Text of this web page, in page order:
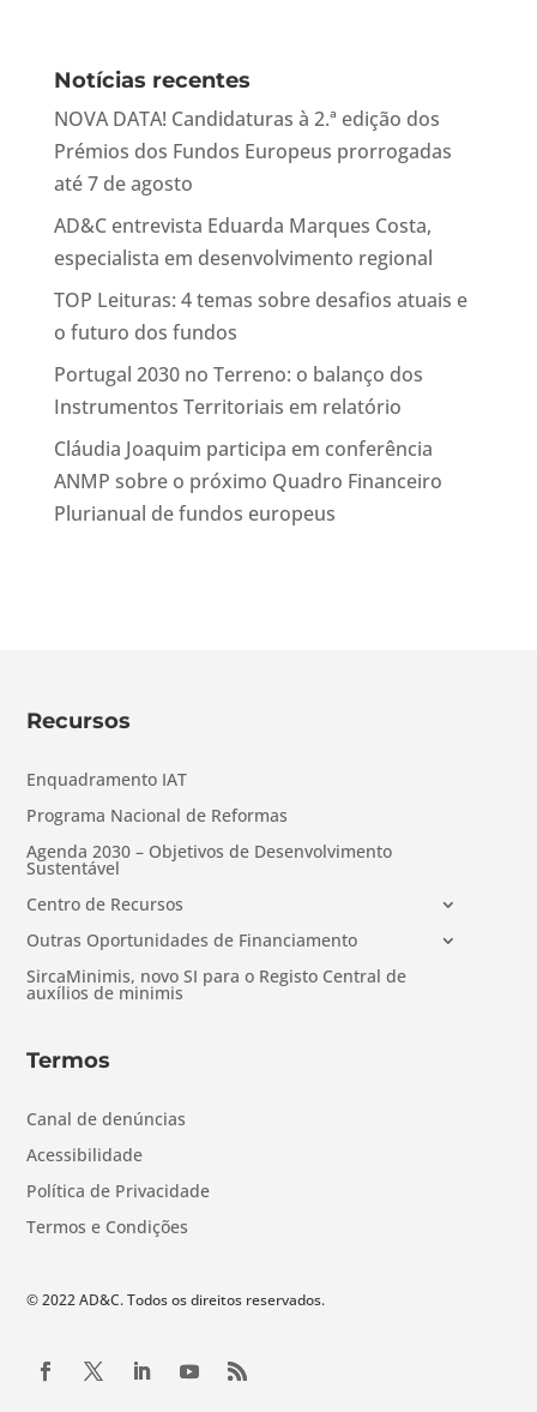
Notícias recentes
NOVA DATA! Candidaturas à 2.ª edição dos
Prémios dos Fundos Europeus prorrogadas
até 7 de agosto
AD&C entrevista Eduarda Marques Costa,
especialista em desenvolvimento regional
TOP Leituras: 4 temas sobre desafios atuais e
o futuro dos fundos
Portugal 2030 no Terreno: o balanço dos
Instrumentos Territoriais em relatório
Cláudia Joaquim participa em conferência
ANMP sobre o próximo Quadro Financeiro
Plurianual de fundos europeus
Recursos
Enquadramento IAT
Programa Nacional de Reformas
Agenda 2030 – Objetivos de Desenvolvimento
Sustentável
Centro de Recursos
Outras Oportunidades de Financiamento
SircaMinimis, novo SI para o Registo Central de
auxílios de minimis
Termos
Canal de denúncias
Acessibilidade
Política de Privacidade
Termos e Condições
© 2022 AD&C. Todos os direitos reservados.